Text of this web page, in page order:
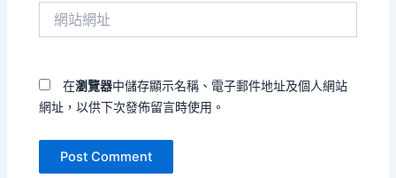
在瀏覽器中儲存顯示名稱、電子郵件地址及個人網站
網址，以供下次發佈留言時使用。